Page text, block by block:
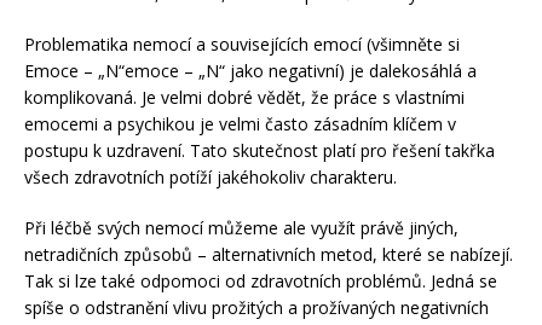
Problematika nemocí a souvisejících emocí (všimněte si
Emoce – „N“emoce – „N“ jako negativní) je dalekosáhlá a
komplikovaná. Je velmi dobré vědět, že práce s vlastními
emocemi a psychikou je velmi často zásadním klíčem v
postupu k uzdravení. Tato skutečnost platí pro řešení takřka
všech zdravotních potíží jakéhokoliv charakteru.
Při léčbě svých nemocí můžeme ale využít právě jiných,
netradičních způsobů – alternativních metod, které se nabízejí.
Tak si lze také odpomoci od zdravotních problémů. Jedná se
spíše o odstranění vlivu prožitých a prožívaných negativních